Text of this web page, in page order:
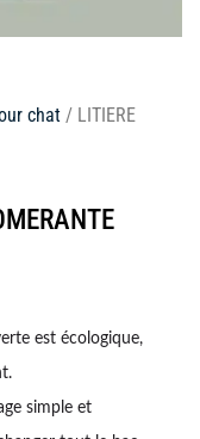
chat / LITIERE
est écologique,
simple et